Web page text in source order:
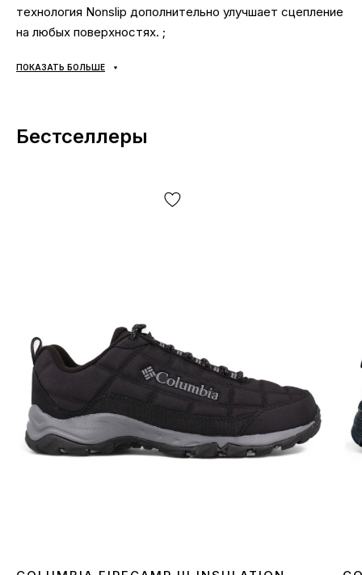
технология Nonslip дополнительно улучшает сцепление
на любых поверхностях. ;
Производитель: Вьетнам.
Все товары доставляются исключительно с помощью
компании «НОВАЯ ПОЧТА», никаких других вариантов
отделении почты. Стоимость доставки товара и
подошло — покупатель может совершенно бесплатно
отказаться от посылки непосредственно на отделении
почты!
*В зависимости от настроек и качества работы
Вашего гаджета цвет товара, указанного на фото,
ПОКАЗАТЬ БОЛЬШЕ
Бестселлеры